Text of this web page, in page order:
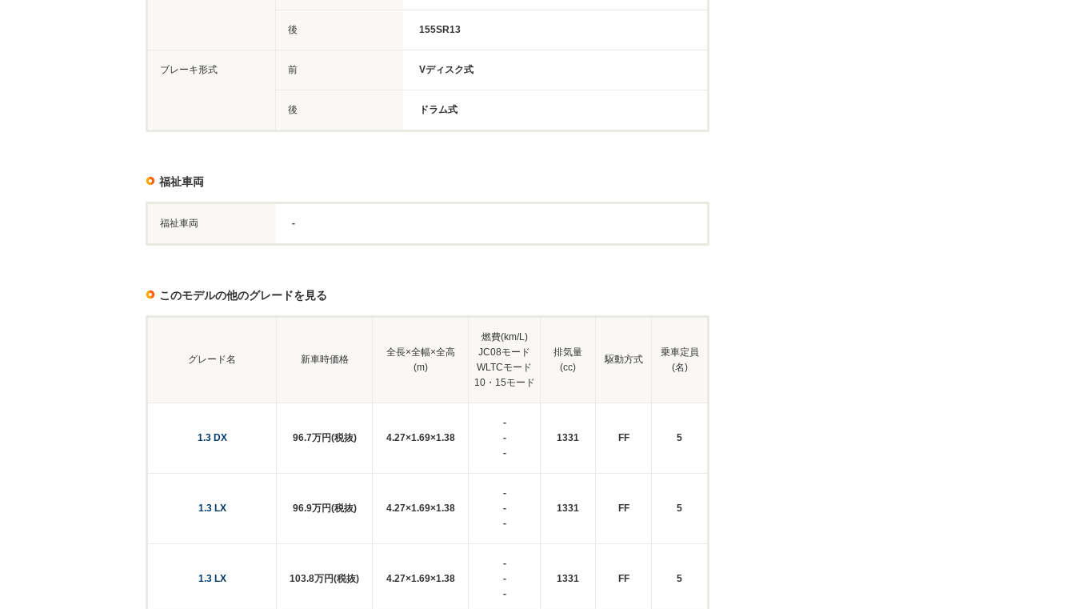
後 155SR13
ブレーキ形式 前 Vディスク式
後 ドラム式
福祉車両
福祉車両 -
このモデルの他のグレードを見る
グレード名 新車時価格
全長×全幅×全高
(m)
燃費(km/L)
JC08モード
WLTCモード
10・15モード
排気量
(cc)
駆動方式
乗車定員
(名)
1.3 DX 96.7万円(税抜) 4.27×1.69×1.38
-
-
-
1331 FF 5
1.3 LX 96.9万円(税抜) 4.27×1.69×1.38
-
-
-
1331 FF 5
1.3 LX 103.8万円(税抜) 4.27×1.69×1.38
-
-
-
1331 FF 5